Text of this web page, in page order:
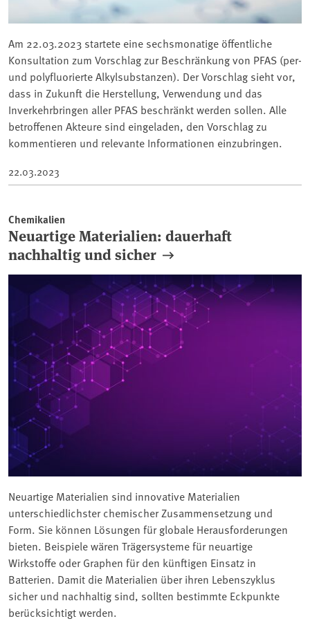
Am 22.03.2023 startete eine sechsmonatige öffentliche
Konsultation zum Vorschlag zur Beschränkung von PFAS (per-
und polyfluorierte Alkylsubstanzen). Der Vorschlag sieht vor,
dass in Zukunft die Herstellung, Verwendung und das
Inverkehrbringen aller PFAS beschränkt werden sollen. Alle
betroffenen Akteure sind eingeladen, den Vorschlag zu
kommentieren und relevante Informationen einzubringen.
22.03.2023
Chemikalien
Neuartige Materialien: dauerhaft
nachhaltig und sicher
Neuartige Materialien sind innovative Materialien
unterschiedlichster chemischer Zusammensetzung und
Form. Sie können Lösungen für globale Herausforderungen
bieten. Beispiele wären Trägersysteme für neuartige
Wirkstoffe oder Graphen für den künftigen Einsatz in
Batterien. Damit die Materialien über ihren Lebenszyklus
sicher und nachhaltig sind, sollten bestimmte Eckpunkte
berücksichtigt werden.